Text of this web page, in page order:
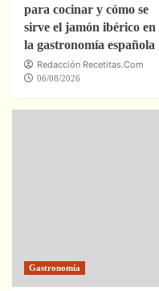
para cocinar y cómo se
sirve el jamón ibérico en
la gastronomía española
Redacción Recetitas.Com
06/08/2026
Gastronomía